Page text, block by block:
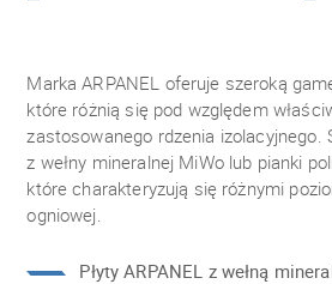
Marka ARPANEL oferuje szeroką
które różnią się pod względem
zastosowanego rdzenia izolacyjnego.
z wełny mineralnej MiWo lub pianki
które charakteryzują się różnymi
ogniowej.
Płyty ARPANEL z wełną